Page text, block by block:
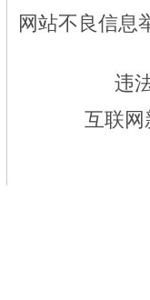
网站不良信息
违
互联网